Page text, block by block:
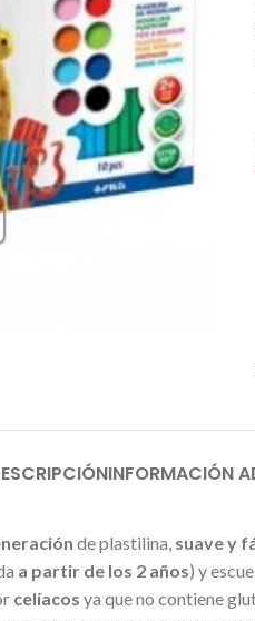
INFORMACIÓN
de plastilina, suave y
a partir de los 2 años) y
celíacos ya que no contiene